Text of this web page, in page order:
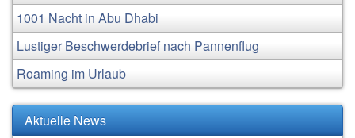
1001 Nacht in Abu Dhabi
Lustiger Beschwerdebrief nach Pannenflug
Roaming im Urlaub
Aktuelle News